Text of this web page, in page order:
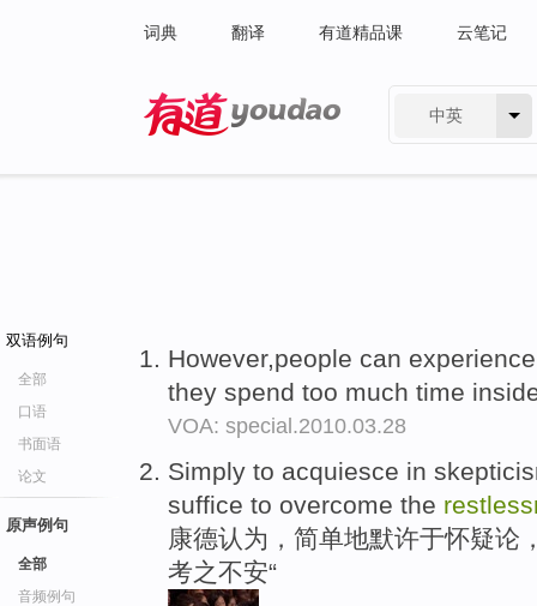
词典 翻译 有道精品课 云笔记
中英
双语例句
全部
口语
书面语
论文
原声例句
全部
音频例句
However,people can
they spend too much time
VOA: special.2010.03.28
Simply to acquiesce in
suffice to overcome the
康德认为，简单地默许于怀疑论
考之不安“